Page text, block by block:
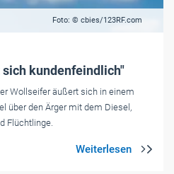
Foto: © cbies/123RF.com
kundenfeindlich"
Wollseifer äußert sich in einem
über den Ärger mit dem Diesel,
Flüchtlinge.